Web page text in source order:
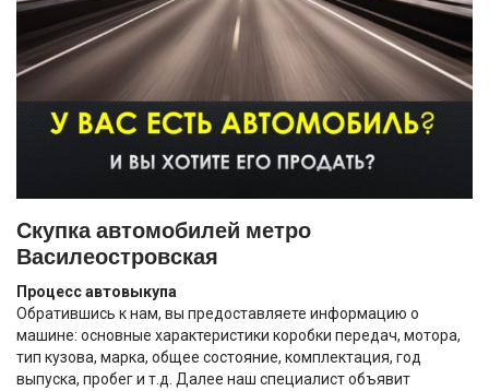
Скупка автомобилей метро
Василеостровская
Процесс автовыкупа
Обратившись к нам, вы предоставляете информацию о
машине: основные характеристики коробки передач, мотора,
тип кузова, марка, общее состояние, комплектация, год
выпуска, пробег и т.д. Далее наш специалист объявит